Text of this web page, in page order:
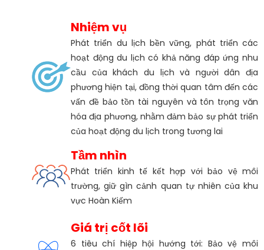
Nhiệm vụ
Phát triển du lịch bền vững, phát triển các
hoạt động du lịch có khả năng đáp ứng nhu
cầu của khách du lịch và người dân địa
phương hiện tại, đồng thời quan tâm đến các
vấn đề bảo tồn tài nguyên và tôn trọng văn
hóa địa phương, nhằm đảm bảo sự phát triển
của hoạt động du lịch trong tương lai
Tầm nhìn
Phát triển kinh tế kết hợp với bảo vệ môi
trường, giữ gìn cảnh quan tự nhiên của khu
vực Hoàn Kiếm
Giá trị cốt lõi
6 tiêu chí hiệp hội hướng tới: Bảo vệ môi